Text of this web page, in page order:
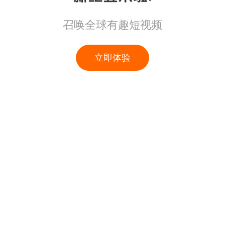
召唤全球有趣短视频
立即体验